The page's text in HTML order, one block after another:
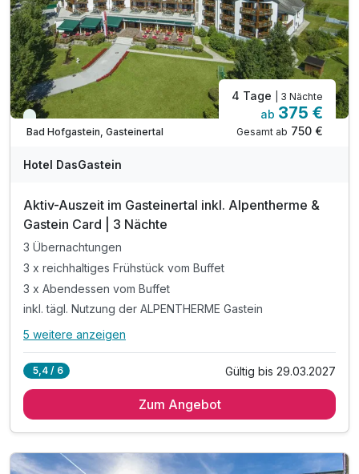
Viele Termine frei
Bad Hofgastein, Gasteinertal
4 Tage | 3 Nächte
ab 375 €
Gesamt ab 750 €
Hotel DasGastein
Aktiv-Auszeit im Gasteinertal inkl. Alpentherme &
Gastein Card | 3 Nächte
3 Übernachtungen
3 x reichhaltiges Frühstück vom Buffet
3 x Abendessen vom Buffet
inkl. tägl. Nutzung der ALPENTHERME Gastein
Alle Inklusivleistungen
3 x reichhaltiges Frühstück vom Buffet
in den Sommermonaten inkl. Gasteiner Bergbahnen*
5 weitere anzeigen
5,4 / 6 Gültig bis 29.03.2027
Zum Angebot